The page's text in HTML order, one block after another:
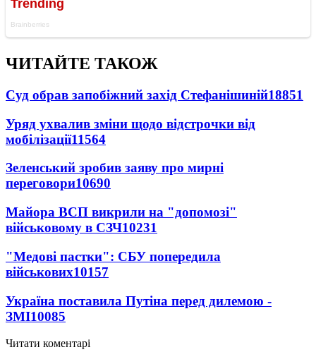
ЧИТАЙТЕ ТАКОЖ
Суд обрав запобіжний захід Стефанішиній18851
Уряд ухвалив зміни щодо відстрочки від
мобілізації11564
Зеленський зробив заяву про мирні
переговори10690
Майора ВСП викрили на "допомозі"
військовому в СЗЧ10231
"Медові пастки": СБУ попередила
військових10157
Україна поставила Путіна перед дилемою -
ЗМІ10085
Читати коментарі